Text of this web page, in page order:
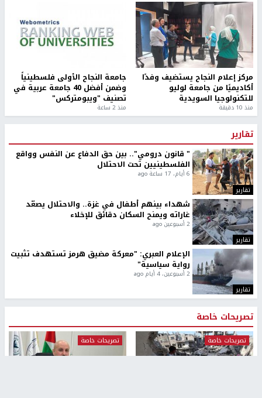
مركز إعلام النجاح يستضيف وفدًا
أكاديميًا من جامعة لوليو
للتكنولوجيا السويدية
منذ 10 دقيقة
جامعة النجاح الأولى فلسطينياً
وضمن أفضل 40 جامعة عربية في
تصنيف "ويبومتركس"
منذ 2 ساعة
تقارير
تقارير
" قانون درومي".. بين حق الدفاع عن النفس وواقع
الفلسطينيين تحت الاحتلال
6 أيام، 17 ساعة ago
تقارير
شهداء بينهم أطفال في غزة.. والاحتلال يصعّد
غاراته ويمنح السكان دقائق للإخلاء
2 أسبوعين ago
تقارير
الإعلام العبري: "معركة مضيق هرمز تستهدف تثبيت
رواية سياسية"
2 أسبوعين، 4 أيام ago
تصريحات خاصة
تصريحات خاصة تصريحات خاصة